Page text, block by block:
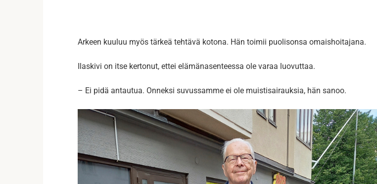
Arkeen kuuluu myös tärkeä tehtävä kotona. Hän toimii puolisonsa omaishoitajana.
Ilaskivi on itse kertonut, ettei elämänasenteessa ole varaa luovuttaa.
– Ei pidä antautua. Onneksi suvussamme ei ole muistisairauksia, hän sanoo.